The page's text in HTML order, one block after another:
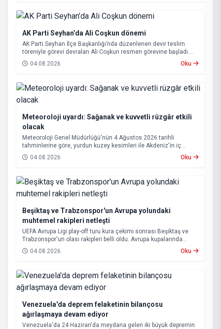
AK Parti Seyhan’da Ali Coşkun dönemi
AK Parti Seyhan İlçe Başkanlığı’nda düzenlenen devir teslim
töreniyle görevi devralan Ali Coşkun resmen görevine başladı.
Hizmet vurgusu yapan Coşkun, “AK Partili olmak, bu ülkenin her
metrekaresine sevdalı olmaktır” dedi.
04.08.2026 Oku
Meteoroloji uyardı: Sağanak ve kuvvetli rüzgâr etkili
olacak
Meteoroloji Genel Müdürlüğü'nün 4 Ağustos 2026 tarihli
tahminlerine göre, yurdun kuzey kesimleri ile Akdeniz'in iç
bölgelerinde yer yer sağanak ve gök gürültülü sağanak yağış
bekleniyor.
04.08.2026 Oku
Beşiktaş ve Trabzonspor'un Avrupa yolundaki
muhtemel rakipleri netleşti
UEFA Avrupa Ligi play-off turu kura çekimi sonrası Beşiktaş ve
Trabzonspor'un olası rakipleri belli oldu. Avrupa kupalarında
yoluna devam eden Beşiktaş ve Trabzonspor, grup aşamasına
kalabilmek için kritik eşleşmelerle karşı karşıya gelecek.
04.08.2026 Oku
Venezuela'da deprem felaketinin bilançosu
ağırlaşmaya devam ediyor
Venezuela'da 24 Haziran'da meydana gelen iki büyük depremin